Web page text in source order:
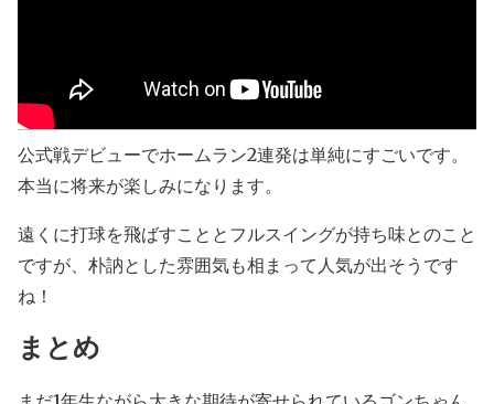
公式戦デビューでホームラン2連発は単純にすごいです。
本当に将来が楽しみになります。
遠くに打球を飛ばすこととフルスイングが持ち味とのこと
ですが、朴訥とした雰囲気も相まって人気が出そうです
ね！
まとめ